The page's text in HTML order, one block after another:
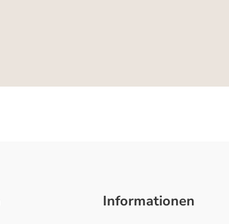
Informationen